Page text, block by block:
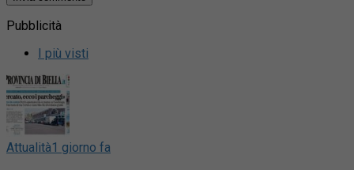
Pubblicità
I più visti
Attualità1 giorno fa